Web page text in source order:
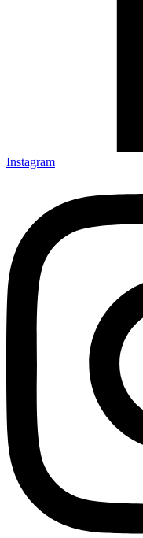
Instagram